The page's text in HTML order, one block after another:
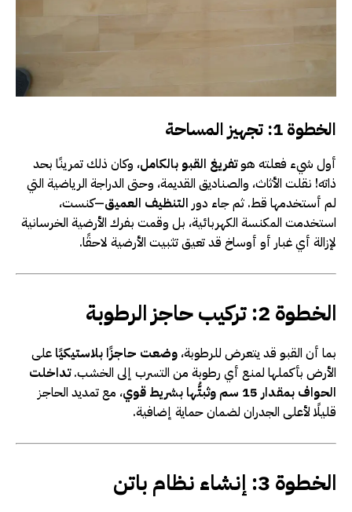
الخطوة 1: تجهيز المساحة
أول شيء فعلته هوتفريغ القبو بالكامل، وكان ذلك تمرينًا بحد
ذاته! نقلت الأثاث، والصناديق القديمة، وحتى الدراجة الرياضية التي
لم أستخدمها قط. ثم جاء دور التنظيف العميق—كنست،
استخدمت المكنسة الكهربائية، بل وقمت بفرك الأرضية الخرسانية
لإزالة أي غبار أو أوساخ قد تعيق تثبيت الأرضية لاحقًا.
الخطوة 2: تركيب حاجز الرطوبة
بما أن القبو قد يتعرض للرطوبة، وضعت حاجزًا بلاستيكيًا على
الأرض بأكملها لمنع أي رطوبة من التسرب إلى الخشب.تداخلت
الحواف بمقدار 15 سم وثبتُّها بشريط قوي
، مع تمديد الحاجز
قليلًا لأعلى الجدران لضمان حماية إضافية.
الخطوة 3: إنشاء نظام باتن